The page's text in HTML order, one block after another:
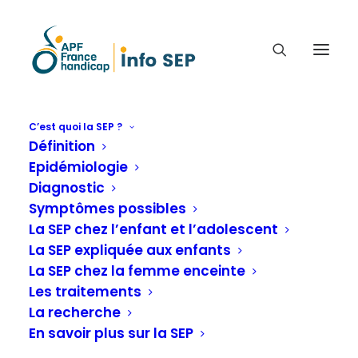
C’est quoi la SEP ?
Définition
Epidémiologie
Diagnostic
Symptômes possibles
La SEP chez l’enfant et l’adolescent
La SEP expliquée aux enfants
La SEP chez la femme enceinte
Les traitements
La recherche
En savoir plus sur la SEP
UTILISATION COMBINÉE DE
MARQUEURS
RADIOLOGIQUES ET
SANGUINS.
Infos sur la recherche
Accueil C'est quoi la SEP ?